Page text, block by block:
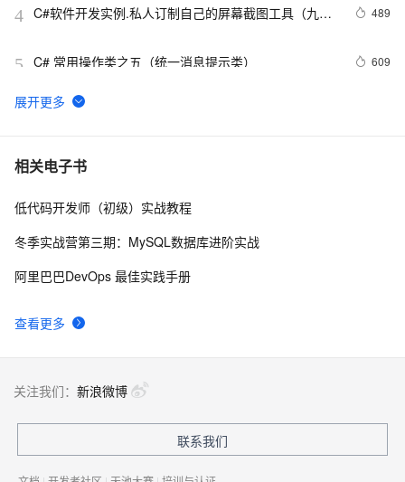
4 C#软件开发实例.私人订制自己的屏幕截图工具（九）
489
5 C# 常用操作类之五（统一消息提示类） 609
6 [CLR via C#]5.1 基元类型
7 C# Win32控制台线程计时器代码示例
8 [C#]提交表单
相关电子书
查看更多
低代码开发师（初级）实战教程
冬季实战营第三期：MySQL数据库进阶实战
阿里巴巴DevOps 最佳实践手册
关注我们： 新浪微博
联系我们